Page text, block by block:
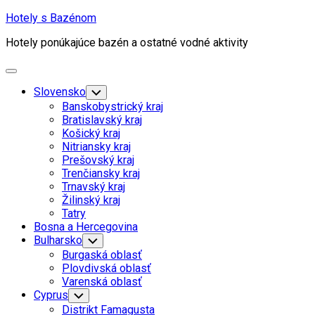
Skip
content
Hotely s Bazénom
Hotely ponúkajúce bazén a ostatné vodné aktivity
Expand
Slovensko Toggle
Child
Menu
Banskobystrický kraj
Bratislavský kraj
Košický kraj
Nitriansky kraj
Prešovský kraj
Trenčiansky kraj
Trnavský kraj
Žilinský kraj
Tatry
Bosna a Hercegovina
Current
Page
Parent
Bulharsko Toggle
Child
Menu
Burgaská oblasť
Plovdivská oblasť
Current
Page
Parent
Varenská oblasť
Cyprus Toggle
Child
Distrikt Famagusta